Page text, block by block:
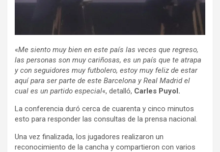
«Me siento muy bien en este país las veces que regreso,
las personas son muy cariñosas, es un país que te atrapa
y con seguidores muy futbolero, estoy muy feliz de estar
aquí para ser parte de este Barcelona y Real Madrid el
cual es un partido especial«, detalló, Carles Puyol.
La conferencia duró cerca de cuarenta y cinco minutos
esto para responder las consultas de la prensa nacional.
Una vez finalizada, los jugadores realizaron un
reconocimiento de la cancha y compartieron con varios